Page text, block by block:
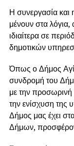
Η συνεργασία
μένουν στα
ιδιαίτερα σε
δημοτικών
Όπως ο Δήμος
συνδρομή του
με την
την ενίσχυση της
Δήμος μας έχει
Δήμων,